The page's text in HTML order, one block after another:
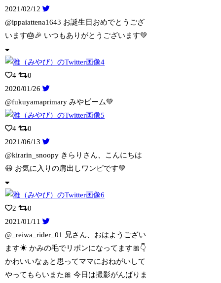
2021/02/12
@ippaiattena1643 お誕生日おめでとうござ
います🎂🎉 いつもあり がとうございます💚
4
0
2020/01/26
@fukuyamaprimary みやビーム💚
4
0
2021/06/13
@kirarin_snoopy きらりさん、こんにちは
😃 お気に入りの肩出しワンピです💚
2
0
2021/01/11
@_reiwa_rider_01 兄さん、おはようござい
ます☀ かみの毛でリボンになってます🎀👇
かわいいなぁと思ってママにおねがいして
やってもらいまた🎀 今日は撮影がんばりま